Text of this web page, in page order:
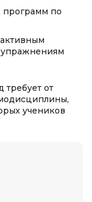
программ по
упражнениям
от
учеников